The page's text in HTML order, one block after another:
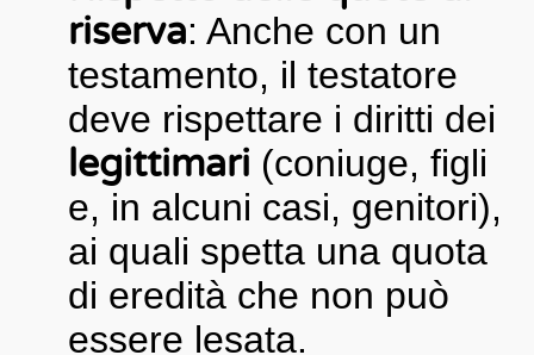
riserva: Anche con un
testamento, il testatore
deve rispettare i diritti dei
legittimari (coniuge, figli
e, in alcuni casi, genitori),
ai quali spetta una quota
di eredità che non può
essere lesata.